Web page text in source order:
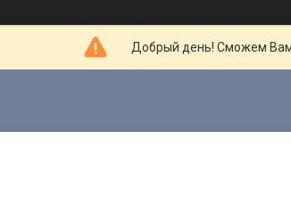
Добрый день! Сможем Вам